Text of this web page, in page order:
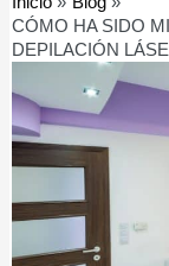
CÓMO HA SIDO
DEPILACIÓN